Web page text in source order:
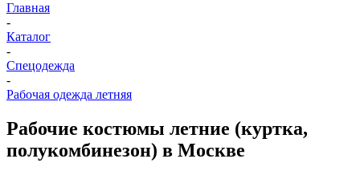
Главная
-
Каталог
-
Спецодежда
-
Рабочая одежда летняя
Рабочие костюмы летние (куртка,
полукомбинезон) в Москве